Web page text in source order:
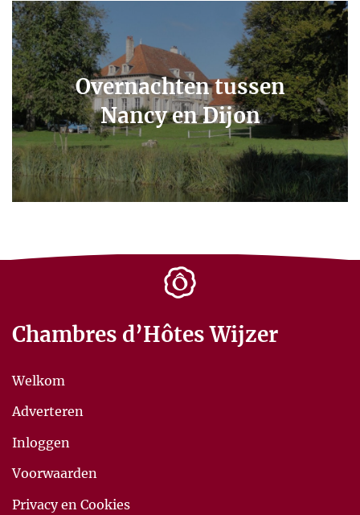
Overnachten tussen
Nancy en Dijon
Chambres d’Hôtes Wijzer
Welkom
Adverteren
Inloggen
Voorwaarden
Privacy en Cookies